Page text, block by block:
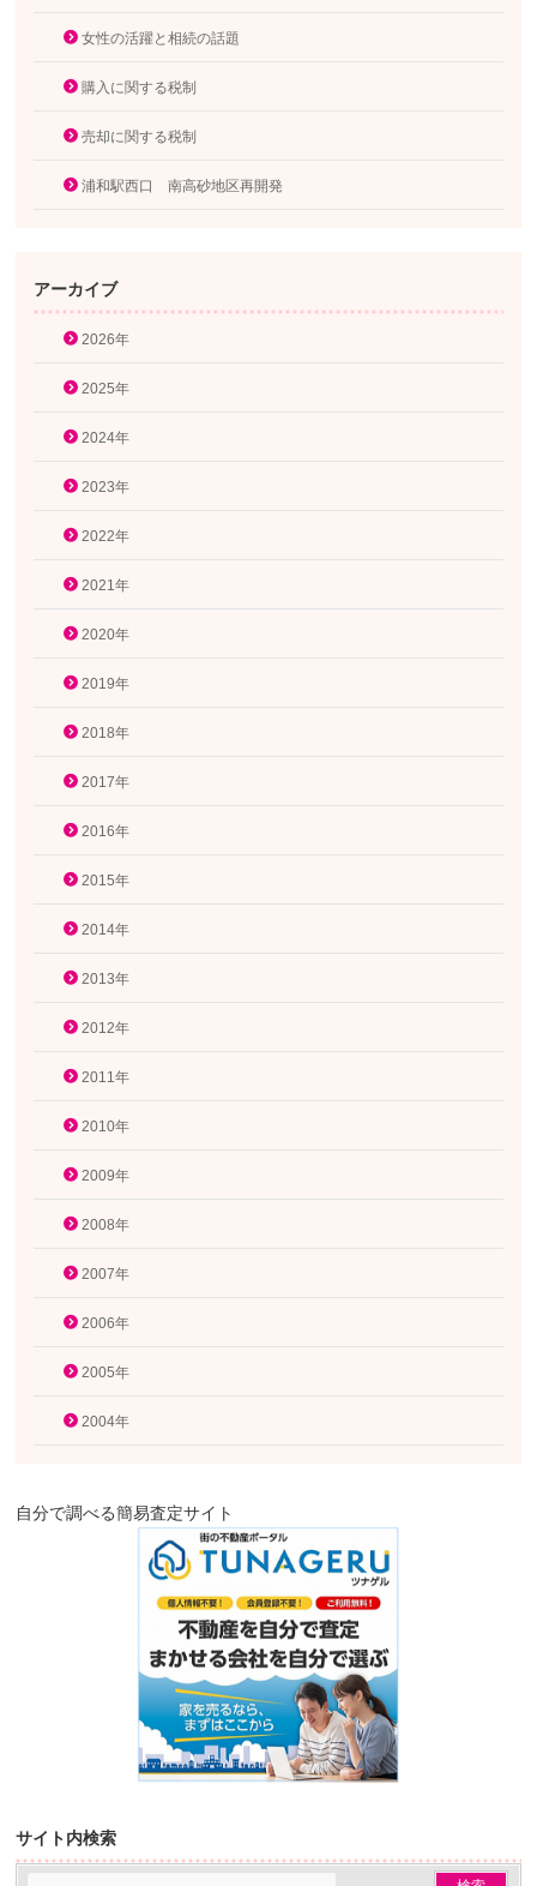
女性の活躍と相続の話題
購入に関する税制
売却に関する税制
浦和駅西口 南高砂地区再開発
アーカイブ
2026年
2025年
2024年
2023年
2022年
2021年
2020年
2019年
2018年
2017年
2016年
2015年
2014年
2013年
2012年
2011年
2010年
2009年
2008年
2007年
2006年
2005年
2004年
自分で調べる簡易査定サイト
サイト内検索